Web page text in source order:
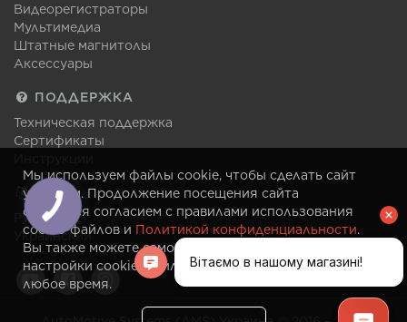
Мы используем файлы cookie, чтобы сделать сайт
удобным. Продолжение посещения сайта
считается согласием с правилами использования
cookie-файлов и Политикой конфиденциальности.
Вы также можете самостоятельно изменить
настройки cookie-файлов в своем браузере в
любое время.
Видеорегистраторы
Мультимедиа
Штатные магнитолы
Аксессуары
ПОДДЕРЖКА
Техническая поддержка
Сертификаты
ЯЗЫК
Русский
Украинский